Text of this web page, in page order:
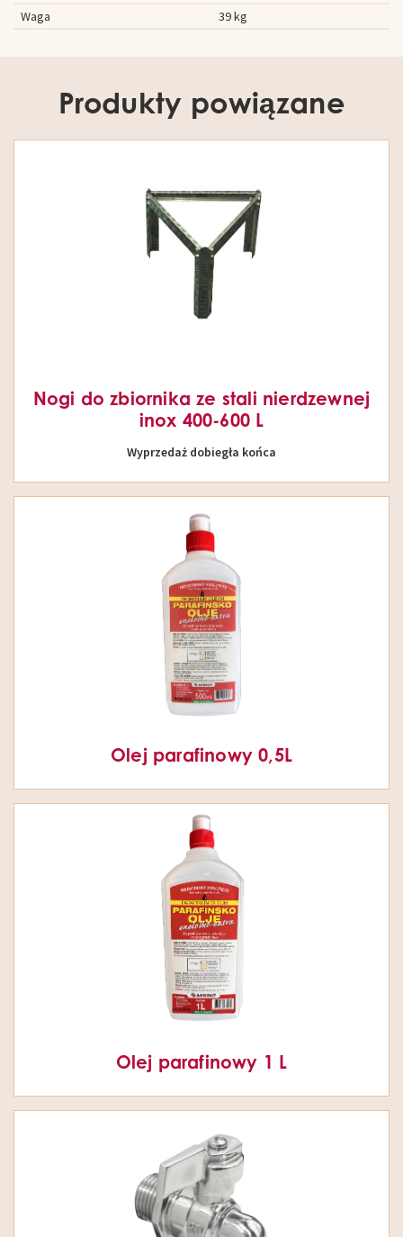
Waga
39 kg
Produkty powiązane
Nogi do zbiornika ze stali nierdzewnej
inox 400-600 L
Wyprzedaż dobiegła końca
Olej parafinowy 0,5L
Olej parafinowy 1 L